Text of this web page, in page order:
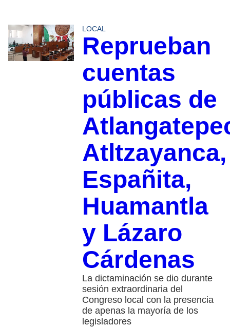
LOCAL
Reprueban
cuentas
públicas de
Atltzayanca,
Españita,
Huamantla
y Lázaro
Cárdenas
La dictaminación se dio durante
sesión extraordinaria del
Congreso local con la presencia
de apenas la mayoría de los
legisladores